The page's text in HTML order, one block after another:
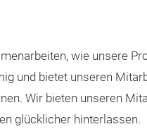
wie unsere
und bietet unseren
Wir bieten unseren
glücklicher hinterlassen.